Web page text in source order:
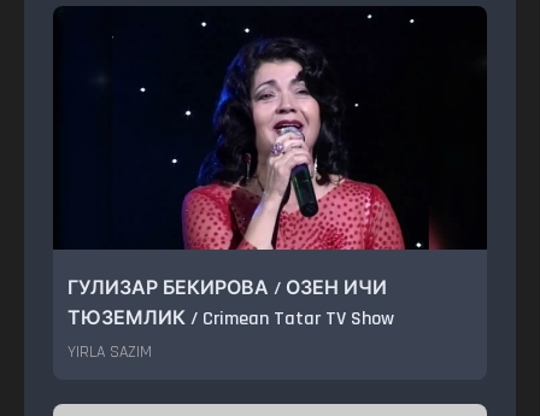
ГУЛИЗАР БЕКИРОВА / ОЗЕН ИЧИ
ТЮЗЕМЛИК / Crimean Tatar TV Show
YIRLA SAZIM